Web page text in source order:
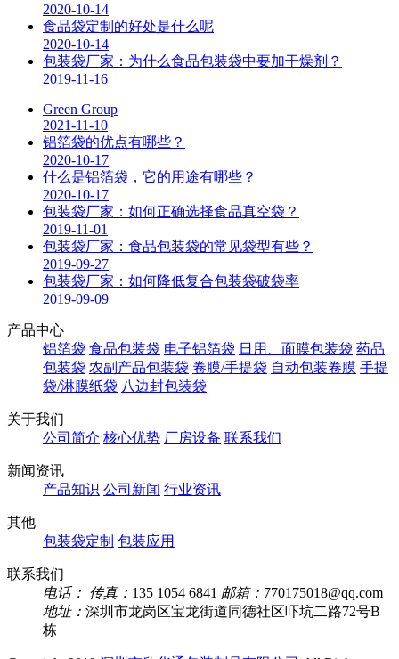
2020-10-14
食品袋定制的好处是什么呢
2020-10-14
包装袋厂家：为什么食品包装袋中要加干燥剂？
2019-11-16
Green Group
2021-11-10
铝箔袋的优点有哪些？
2020-10-17
什么是铝箔袋，它的用途有哪些？
2020-10-17
包装袋厂家：如何正确选择食品真空袋？
2019-11-01
包装袋厂家：食品包装袋的常见袋型有些？
2019-09-27
包装袋厂家：如何降低复合包装袋破袋率
2019-09-09
产品中心
铝箔袋 食品包装袋 电子铝箔袋 日用、面膜包装袋 药品
包装袋 农副产品包装袋 卷膜/手提袋 自动包装卷膜 手提
袋/淋膜纸袋 八边封包装袋
关于我们
公司简介 核心优势 厂房设备 联系我们
新闻资讯
产品知识 公司新闻 行业资讯
其他
包装袋定制 包装应用
联系我们
电话： 传真： 135 1054 6841 邮箱： 770175018@qq.com
地址： 深圳市龙岗区宝龙街道同德社区吓坑二路72号B
栋